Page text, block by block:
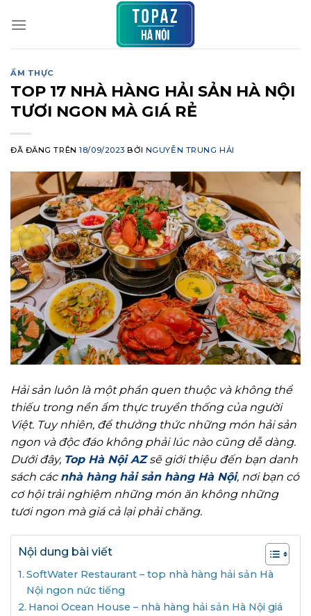
đến
ẨM THỰC
TOP 17 NHÀ HÀNG HẢI SẢN HÀ NỘI
TƯƠI NGON MÀ GIÁ RẺ
ĐÃ ĐĂNG TRÊN18/09/2023 BỞI NGUYỄN TRUNG HẢI
Hải sản luôn là một phần quen thuộc và không thể
thiếu trong nền ẩm thực truyền thống của người
Việt. Tuy nhiên, để thưởng thức những món hải sản
ngon và độc đáo không phải lúc nào cũng dễ dàng.
Dưới đây, Top Hà Nội AZ sẽ giới thiệu đến bạn danh
sách các nhà hàng hải sản hàng Hà Nội, nơi bạn có
cơ hội trải nghiệm những món ăn không những
tươi ngon mà giá cả lại phải chăng.
Nội dung bài viết
SoftWater Restaurant – top nhà hàng hải sản Hà
Nội ngon nức tiếng
Hanoi Ocean House – nhà hàng hải sản Hà Nội giá